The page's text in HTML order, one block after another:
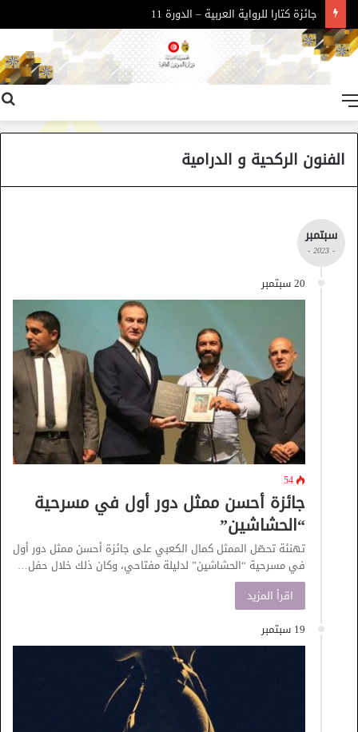
جائزة كتارا للرواية العربية – الدورة 11
الفنون الركحية و الدرامية
سبتمبر
- 2023 -
20 سبتمبر
54
جائزة أحسن ممثل دور أول في مسرحية
“الحشاشين”
تهنئة تحصّل الممثل كمال الكعبي على جائزة أحسن ممثل دور أول
في مسرحية “الحشاشين” لدليلة مفتاحي، وكان ذلك خلال حفل…
اقرأ المزيد
19 سبتمبر